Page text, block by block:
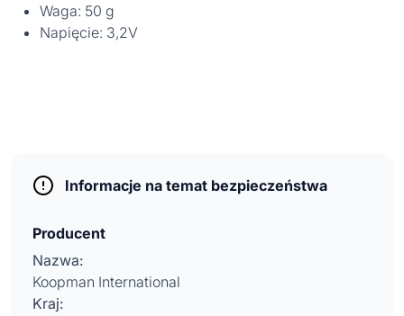
Waga: 50 g
Napięcie: 3,2V
Informacje na temat bezpieczeństwa
Producent
Nazwa:
Koopman International
Kraj: